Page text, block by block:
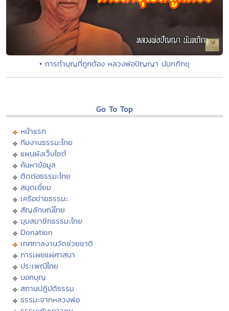
• การทำบุญที่ถูกต้อง หลวงพ่อปัญญา นันทภิกขุ
Go To Top
หน้าแรก
ทีมงานธรรมะไทย
แผนผังเว็บไซต์
ค้นหาข้อมูล
ติดต่อธรรมะไทย
สมุดเยี่ยม
เครือข่ายธรรมะ
สัญลักษณ์ไทย
มุมสมาชิกธรรมะไทย
Donation
เทศกาลงานวัดช่วยชาติ
การเผยแผ่ศาสนา
ประเพณีไทย
บอกบุญ
สถานปฏิบัติธรรม
ธรรมะจากหลวงพ่อ